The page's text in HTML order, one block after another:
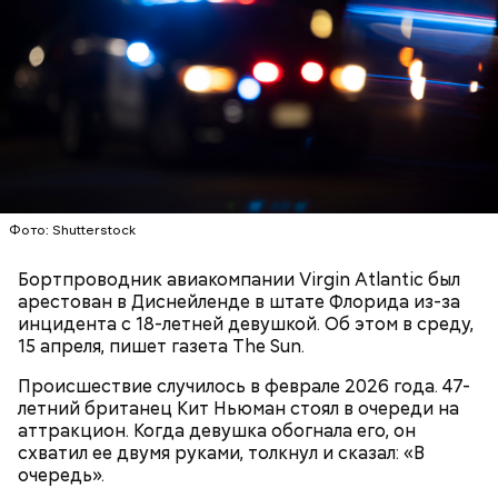
Фото: Shutterstock
Бортпроводник авиакомпании Virgin Atlantic был
арестован в Диснейленде в штате Флорида из-за
инцидента с 18-летней девушкой. Об этом в среду,
15 апреля, пишет газета The Sun.
Происшествие случилось в феврале 2026 года. 47-
летний британец Кит Ньюман стоял в очереди на
аттракцион. Когда девушка обогнала его, он
схватил ее двумя руками, толкнул и сказал: «В
очередь».
Главная особенность острова Сокотра —
драконовые деревья, которые растут только здесь.
Внешне они напоминают большие грибы, а
драконовыми их называют из-за красного цвета
смолы, которую местные жители сравнивают с
кровью дракона. Они же используют ее в
медицинских целях и красят ей ткань и волосы.
известняковое плато и прибрежные равнины,
которые дополняют «внеземную» атмосферу.
Сергей Брин
Фото: World Economic Forum / CC BY-NC-SA 2.0
Фото: wikimedia.org
замуж за двоюродного брата Хидэо Танаку,
которого не видела вплоть до свадьбы. У пары
было пятеро детей. Супруги работали в семейном
магазине, где они продавали лапшу, рисовые
лепешки и сладости. Позднее у Канэ
диагностировали рак поджелудочной железы,
однако в 46 лет она его полностью победила.